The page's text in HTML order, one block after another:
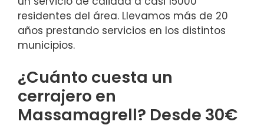
residentes del área. Llevamos más de 20
años prestando servicios en los distintos
municipios.
¿Cuánto cuesta un
cerrajero en
Massamagrell? Desde 30€